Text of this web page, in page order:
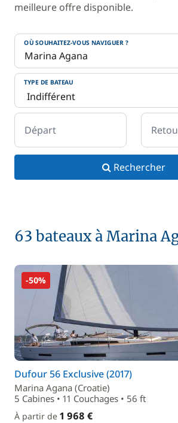
meilleure offre disponible.
OÙ SOUHAITEZ-VOUS NAVIGUER ?
TYPE DE BATEAU
Départ
Rechercher
63 bateaux à Marina
-50%
Dufour 56 Exclusive (2017)
Marina Agana (Croatie)
5 Cabines • 11 Couchages • 56 ft
À partir de 1 968 €